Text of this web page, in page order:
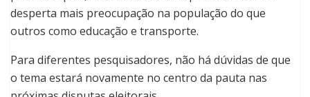
desperta mais preocupação na população do que
outros como educação e transporte.
Para diferentes pesquisadores, não há dúvidas de que
o tema estará novamente no centro da pauta nas